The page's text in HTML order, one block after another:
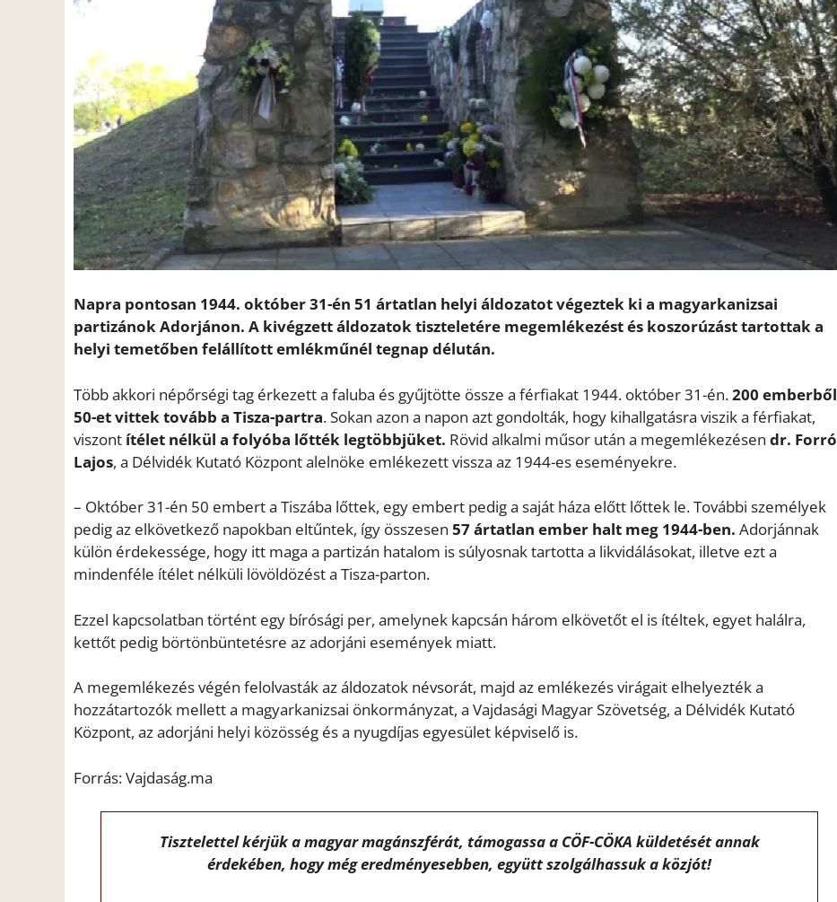
Napra pontosan 1944. október 31-én 51 ártatlan helyi áldozatot végeztek ki a magyarkanizsai
partizánok Adorjánon. A kivégzett áldozatok tiszteletére megemlékezést és koszorúzást tartottak a
helyi temetőben felállított emlékműnél tegnap délután.
Több akkori népőrségi tag érkezett a faluba és gyűjtötte össze a férfiakat 1944. október 31-én.200 emberből
50-et vittek tovább a Tisza-partra. Sokan azon a napon azt gondolták, hogy kihallgatásra viszik a férfiakat,
viszont ítélet nélkül a folyóba lőtték legtöbbjüket. Rövid alkalmi műsor után a megemlékezésen dr. Forró
Lajos, a Délvidék Kutató Központ alelnöke emlékezett vissza az 1944-es eseményekre.
– Október 31-én 50 embert a Tiszába lőttek, egy embert pedig a saját háza előtt lőttek le. További személyek
pedig az elkövetkező napokban eltűntek, így összesen 57 ártatlan ember halt meg 1944-ben. Adorjánnak
külön érdekessége, hogy itt maga a partizán hatalom is súlyosnak tartotta a likvidálásokat, illetve ezt a
mindenféle ítélet nélküli lövöldözést a Tisza-parton.
Ezzel kapcsolatban történt egy bírósági per, amelynek kapcsán három elkövetőt el is ítéltek, egyet halálra,
kettőt pedig börtönbüntetésre az adorjáni események miatt.
A megemlékezés végén felolvasták az áldozatok névsorát, majd az emlékezés virágait elhelyezték a
hozzátartozók mellett a magyarkanizsai önkormányzat, a Vajdasági Magyar Szövetség, a Délvidék Kutató
Központ, az adorjáni helyi közösség és a nyugdíjas egyesület képviselő is.
Forrás: Vajdaság.ma
Tisztelettel kérjük a magyar magánszférát, támogassa a CÖF-CÖKA küldetését annak
érdekében, hogy még eredményesebben, együtt szolgálhassuk a közjót!